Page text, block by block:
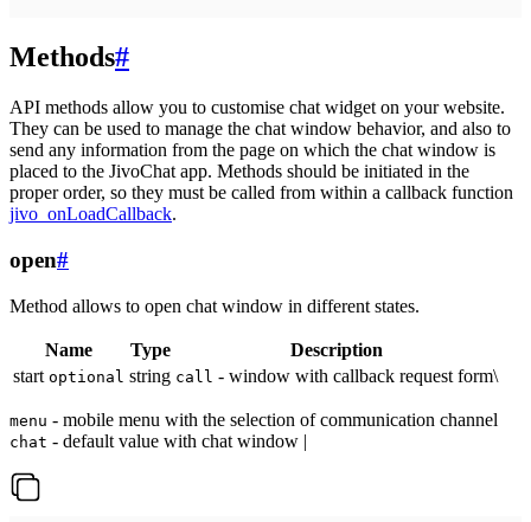
Methods#
API methods allow you to customise chat widget on your website.
They can be used to manage the chat window behavior, and also to
send any information from the page on which the chat window is
placed to the JivoChat app. Methods should be initiated in the
proper order, so they must be called from within a callback function
jivo_onLoadCallback.
open#
Method allows to open chat window in different states.
Name Type
Description
start optional string call - window with callback request form\
menu - mobile menu with the selection of communication channel
chat - default value with chat window |